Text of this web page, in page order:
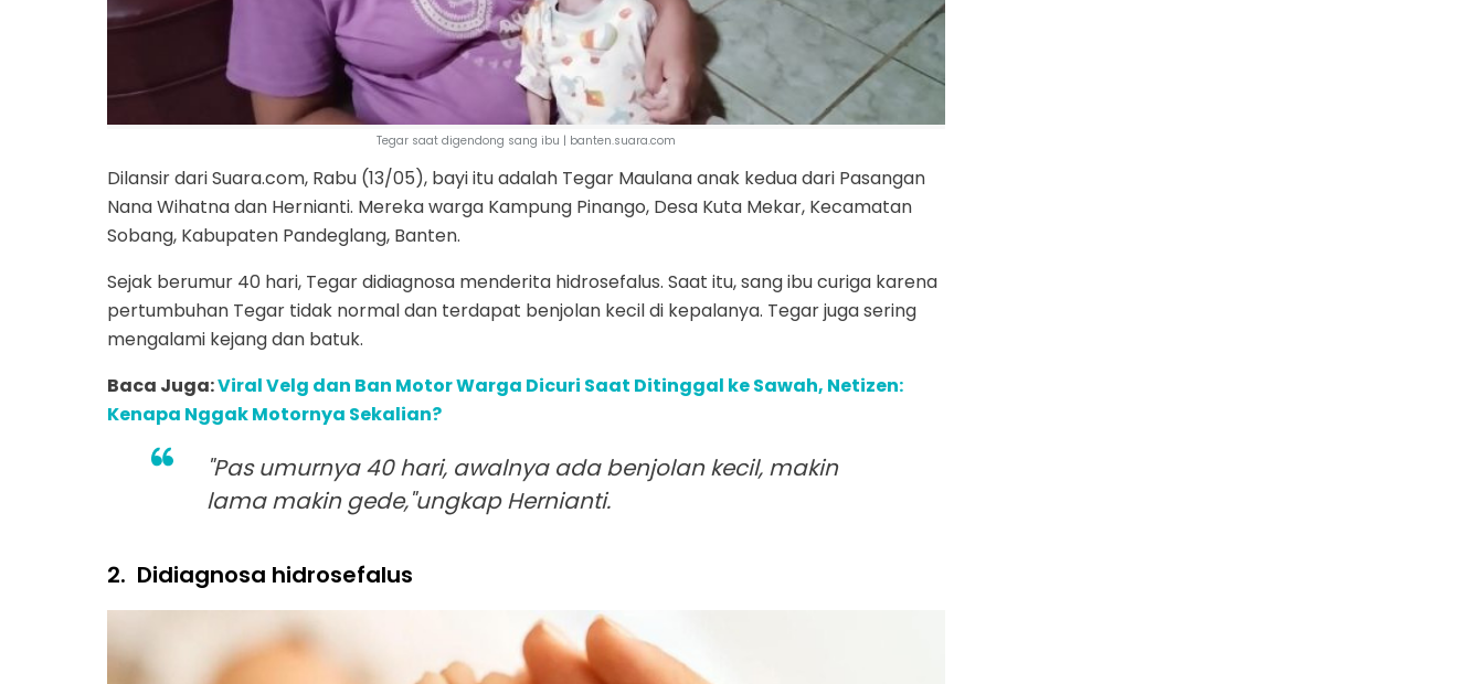
Tegar saat digendong sang ibu | banten.suara.com
Dilansir dari Suara.com, Rabu (13/05), bayi itu adalah Tegar Maulana anak kedua dari Pasangan
Nana Wihatna dan Hernianti. Mereka warga Kampung Pinango, Desa Kuta Mekar, Kecamatan
Sobang, Kabupaten Pandeglang, Banten.
Sejak berumur 40 hari, Tegar didiagnosa menderita hidrosefalus. Saat itu, sang ibu curiga karena
pertumbuhan Tegar tidak normal dan terdapat benjolan kecil di kepalanya. Tegar juga sering
mengalami kejang dan batuk.
Baca Juga:Viral Velg dan Ban Motor Warga Dicuri Saat Ditinggal ke Sawah, Netizen:
Kenapa Nggak Motornya Sekalian?
"Pas umurnya 40 hari, awalnya ada benjolan kecil, makin
lama makin gede,"ungkap Hernianti.
2. Didiagnosa hidrosefalus